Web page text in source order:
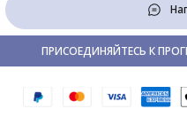
ПРИСОЕДИНЯЙТЕСЬ К